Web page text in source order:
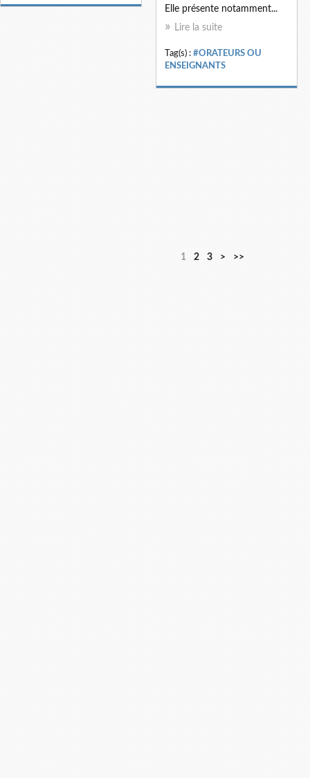
Elle présente notamment...
Lire la suite
Tag(s) : #ORATEURS OU
ENSEIGNANTS
1 2 3 > >>